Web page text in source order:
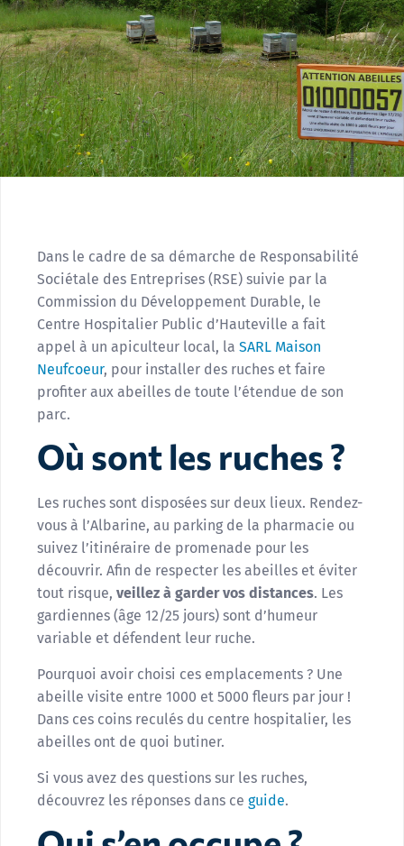
Dans le cadre de sa démarche de Responsabilité
Sociétale des Entreprises (RSE) suivie par la
Commission du Développement Durable, le
Centre Hospitalier Public d’Hauteville a fait
appel à un apiculteur local, la SARL Maison
Neufcoeur, pour installer des ruches et faire
profiter aux abeilles de toute l’étendue de son
parc.
Où sont les ruches ?
Les ruches sont disposées sur deux lieux. Rendez-
vous à l’Albarine, au parking de la pharmacie ou
suivez l’itinéraire de promenade pour les
découvrir. Afin de respecter les abeilles et éviter
tout risque, veillez à garder vos distances. Les
gardiennes (âge 12/25 jours) sont d’humeur
variable et défendent leur ruche.
Pourquoi avoir choisi ces emplacements ? Une
abeille visite entre 1000 et 5000 fleurs par jour !
Dans ces coins reculés du centre hospitalier, les
abeilles ont de quoi butiner.
Si vous avez des questions sur les ruches,
découvrez les réponses dans ce guide.